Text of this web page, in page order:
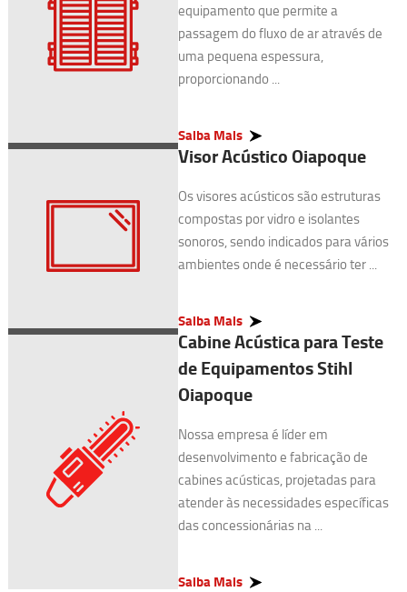
equipamento que permite a
passagem do fluxo de ar através de
uma pequena espessura,
proporcionando ...
Saiba Mais
Visor Acústico Oiapoque
Os visores acústicos são estruturas
compostas por vidro e isolantes
sonoros, sendo indicados para vários
ambientes onde é necessário ter ...
Saiba Mais
Cabine Acústica para Teste
de Equipamentos Stihl
Oiapoque
Nossa empresa é líder em
desenvolvimento e fabricação de
cabines acústicas, projetadas para
atender às necessidades específicas
das concessionárias na ...
Saiba Mais